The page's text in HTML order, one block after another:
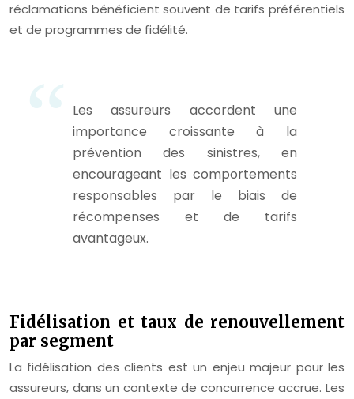
réclamations bénéficient souvent de tarifs préférentiels
et de programmes de fidélité.
Les assureurs accordent une
importance croissante à la
prévention des sinistres, en
encourageant les comportements
responsables par le biais de
récompenses et de tarifs
avantageux.
Fidélisation et taux de renouvellement
par segment
La fidélisation des clients est un enjeu majeur pour les
assureurs, dans un contexte de concurrence accrue. Les